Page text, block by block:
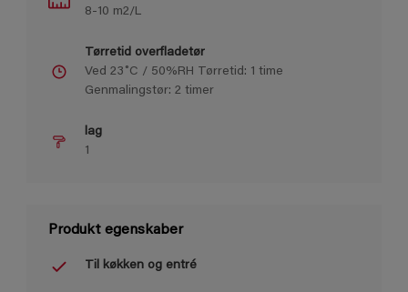
8-10 m2/L
Tørretid overfladetør
Ved 23˚C / 50%RH Tørretid: 1 time
Genmalingstør: 2 timer
lag
1
Produkt egenskaber
Til køkken og entré